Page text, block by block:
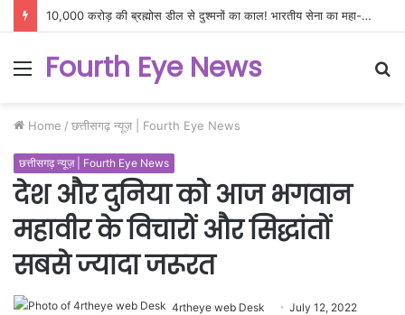
10,000 करोड़ की ब्रह्मोस डील से दुश्मनों का काल! भारतीय सेना का महा-ऑपरेशन, अब सीमा पार तबाही पक्की
Menu
Fourth Eye News
Home / छत्तीसगढ़ न्यूज़ | Fourth Eye News
छत्तीसगढ़ न्यूज़ | Fourth Eye News
देश और दुनिया को आज भगवान
महावीर के विचारों और सिद्धांतों
सबसे ज्यादा जरूरत
4rtheye web Desk July 12, 2022